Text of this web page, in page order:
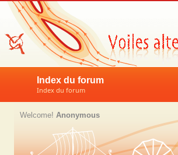
Index du forum
Index du forum
Welcome! Anonymous